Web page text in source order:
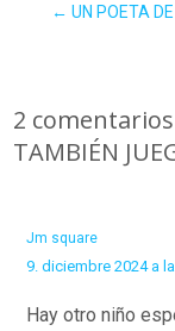
de
← UN POETA
2
TAMBIÉN
Jm square
9. diciembre 2024 a
Hay otro niño